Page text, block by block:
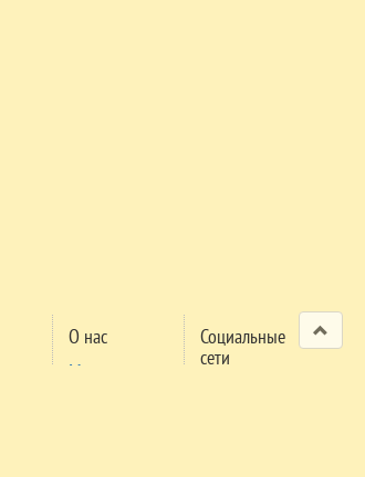
О нас
Мероприятия
Социальные
сети